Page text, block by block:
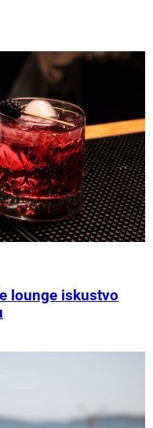
lounge iskustvo